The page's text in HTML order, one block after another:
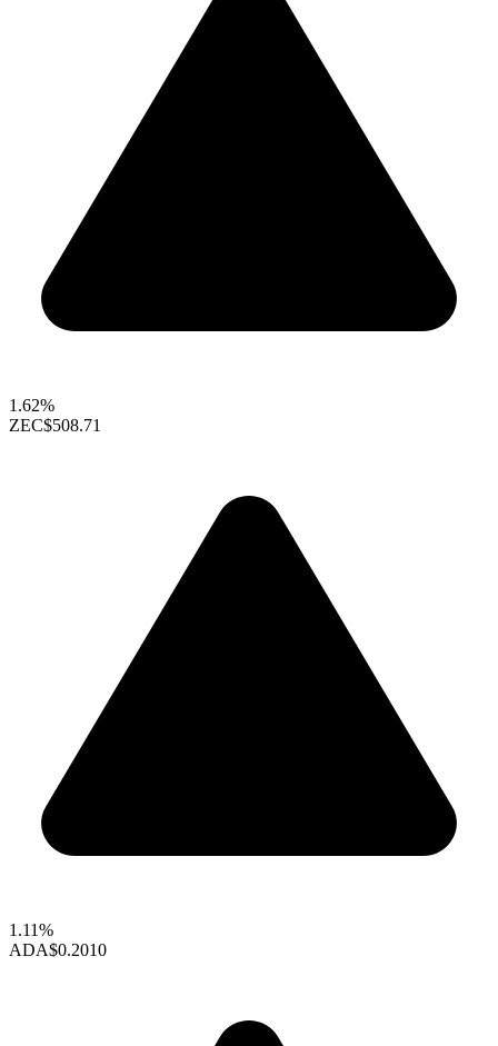
1.62%
ZEC$508.71
1.11%
ADA$0.2010